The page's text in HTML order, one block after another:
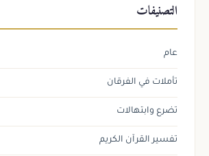
التصنيفات
عام
تأملات في الفرقان
تضرع وابتهالات
تفسير القرآن الكريم